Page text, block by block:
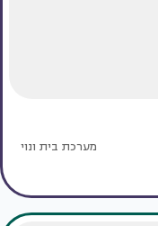
מערכת בית ונוי